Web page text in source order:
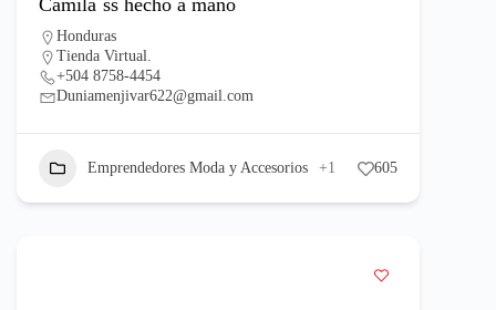
Camila´ss hecho a mano
Honduras
Tienda Virtual.
+504 8758-4454
Duniamenjivar622@gmail.com
Emprendedores Moda y Accesorios +1 605